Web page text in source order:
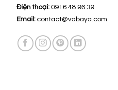
Điện thoại: 0916 48 96 39
Email: contact@vabaya.com